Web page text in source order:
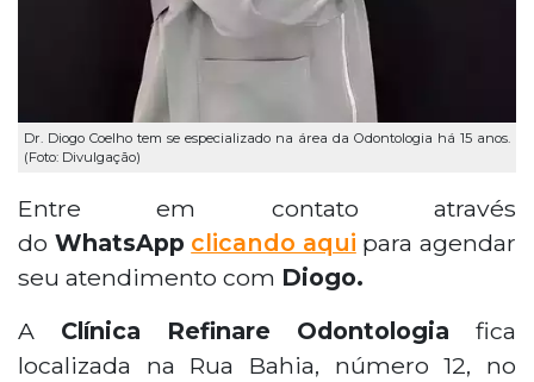
Dr. Diogo Coelho tem se especializado na área da Odontologia há 15 anos.
(Foto: Divulgação)
Entre em contato através
do WhatsApp clicando aqui para agendar
seu atendimento com Diogo.
A Clínica Refinare Odontologia fica
localizada na Rua Bahia, número 12, no